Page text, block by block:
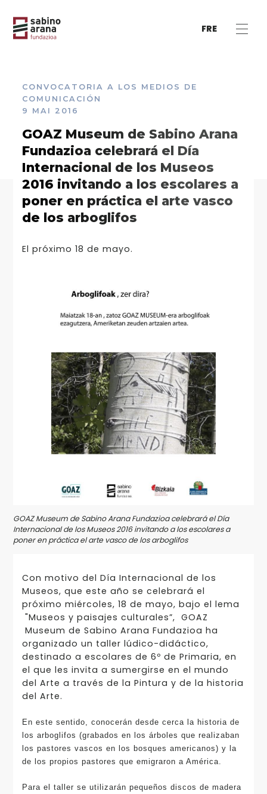
FRE
CONVOCATORIA A LOS MEDIOS DE
COMUNICACIÓN
9 MAI 2016
GOAZ Museum de Sabino Arana
Fundazioa celebrará el Día
Internacional de los Museos
2016 invitando a los escolares a
poner en práctica el arte vasco
de los arboglifos
El próximo 18 de mayo.
GOAZ Museum de Sabino Arana Fundazioa celebrará el Día
Internacional de los Museos 2016 invitando a los escolares a
poner en práctica el arte vasco de los arboglifos
Con motivo del Día Internacional de los
Museos, que este año se celebrará el
próximo miércoles, 18 de mayo, bajo el lema
"Museos y paisajes culturales”, GOAZ
Museum de Sabino Arana Fundazioa ha
organizado un taller lúdico-didáctico,
destinado a escolares de 6º de Primaria, en
el que les invita a sumergirse en el mundo
del Arte a través de la Pintura y de la historia
del Arte.
En este sentido, conocerán desde cerca la historia de
los arboglifos (grabados en los árboles que realizaban
los pastores vascos en los bosques americanos) y la
de los propios pastores que emigraron a América.
Para el taller se utilizarán pequeños discos de madera